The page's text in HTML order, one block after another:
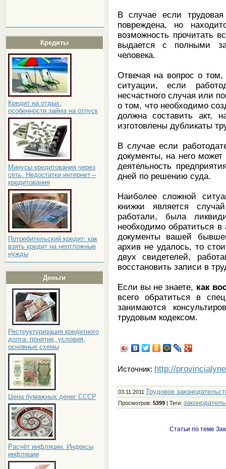
Кредиты
Кредит на отдых:
особенности займа на отпуск
Минусы кредитования через
сеть. Недостатки интернет –
кредитования
Потребительский кредит: как
взять кредит на неотложные
нужды
Деньги
Реструктуризация кредитного
долга: понятие, условия,
основные схемы
Цена бумажных денег СССР
Расчёт инфляции. Индексы
инфляции
В случае если
повреждена, но
возможность прочитать
выдается с полными
человека.
Отвечая на вопрос о том,
ситуации, если
несчастного случая или
о том, что необходимо
должна составить акт,
изготовлены дубликаты
В случае если
документы, на него
деятельность
дней по решению суда.
Наиболее сложной
книжки является
работали, была
необходимо обратиться в
документы вашей
архив не удалось, то
двух свидетелей,
восстановить записи в
Если вы не знаете, как
всего обратиться в
занимаются
трудовым кодексом.
Источник: http://
03.11.2011 Трудовое
Просмотров: 5399| Теги:
Статьи по теме